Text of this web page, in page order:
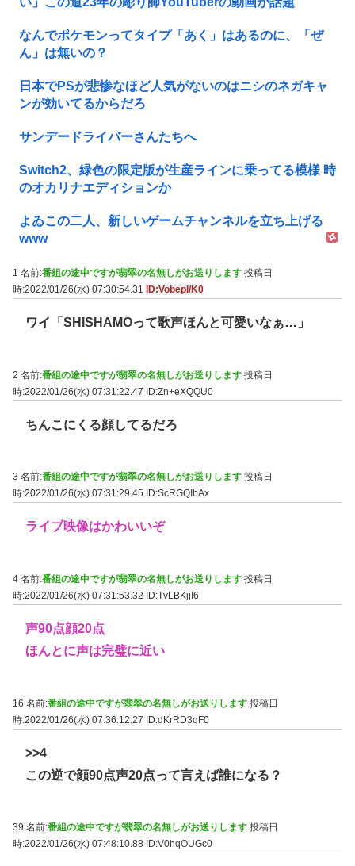
なんでポケモンってタイプ「あく」はあるのに、「ぜ
ん」は無いの？
日本でPSが悲惨なほど人気がないのはニシのネガキャ
ンが効いてるからだろ
サンデードライバーさんたちへ
Switch2、緑色の限定版が生産ラインに乗ってる模様 時
のオカリナエディションか
よゐこの二人、新しいゲームチャンネルを立ち上げる
www
1 名前:番組の途中ですが翡翠の名無しがお送りします 投稿日
時:2022/01/26(水) 07:30:54.31
ID:Vobepl/K0
ワイ「SHISHAMOって歌声ほんと可愛いなぁ…」
2 名前:番組の途中ですが翡翠の名無しがお送りします 投稿日
時:2022/01/26(水) 07:31:22.47 ID:Zn+eXQQU0
ちんこにくる顔してるだろ
3 名前:番組の途中ですが翡翠の名無しがお送りします 投稿日
時:2022/01/26(水) 07:31:29.45
ID:ScRGQIbAx
ライブ映像はかわいいぞ
4 名前:番組の途中ですが翡翠の名無しがお送りします 投稿日
時:2022/01/26(水) 07:31:53.32
ID:TvLBKjjI6
声90点顔20点
ほんとに声は完璧に近い
16 名前:番組の途中ですが翡翠の名無しがお送りします 投稿日
時:2022/01/26(水) 07:36:12.27 ID:dKrRD3qF0
>>4
この逆で顔90点声20点って言えば誰になる？
39 名前:番組の途中ですが翡翠の名無しがお送りします 投稿日
時:2022/01/26(水) 07:48:10.88 ID:V0hqOUGc0